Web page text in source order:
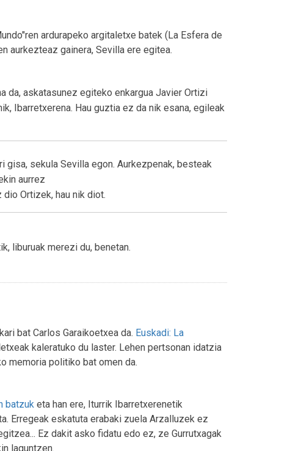
ardurapeko argitaletxe batek (La Esfera de
aurkezteaz gainera, Sevilla ere egitea.
da, askatasunez egiteko enkargua Javier Ortizi
Ibarretxerena. Hau guztia ez da nik esana, egileak
gisa, sekula Sevilla egon. Aurkezpenak, besteak
aurrez
Ortizek, hau nik diot.
liburuak merezi du, benetan.
bat Carlos Garaikoetxea da. Euskadi: La
kaleratuko du laster. Lehen pertsonan idatzia
memoria politiko bat omen da.
batzuk eta han ere, Iturrik Ibarretxerenetik
Erregeak eskatuta erabaki zuela Arzalluzek ez
Ez dakit asko fidatu edo ez, ze Gurrutxagak
laguntzen.